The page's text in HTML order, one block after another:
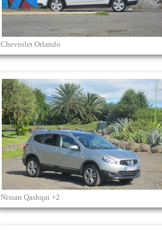
Chevrolet Orlando
Nissan Qashqai +2